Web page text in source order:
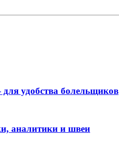
удобства болельщиков
аналитики и швеи